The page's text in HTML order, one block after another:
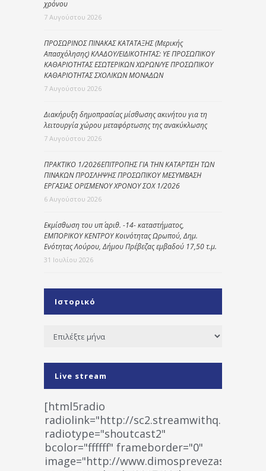
χρόνου
7 Αυγούστου 2026
ΠΡΟΣΩΡΙΝΟΣ ΠΙΝΑΚΑΣ ΚΑΤΑΤΑΞΗΣ (Μερικής
Απασχόλησης) ΚΛΑΔΟΥ/ΕΙΔΙΚΟΤΗΤΑΣ: ΥΕ ΠΡΟΣΩΠΙΚΟΥ
ΚΑΘΑΡΙΟΤΗΤΑΣ ΕΣΩΤΕΡΙΚΩΝ ΧΩΡΩΝ/ΥΕ ΠΡΟΣΩΠΙΚΟΥ
ΚΑΘΑΡΙΟΤΗΤΑΣ ΣΧΟΛΙΚΩΝ ΜΟΝΑΔΩΝ
7 Αυγούστου 2026
Διακήρυξη δημοπρασίας μίσθωσης ακινήτου για τη
λειτουργία χώρου μεταφόρτωσης της ανακύκλωσης
7 Αυγούστου 2026
ΠΡΑΚΤΙΚΟ 1/2026ΕΠΙΤΡΟΠΗΣ ΓΙΑ ΤΗΝ ΚΑΤΑΡΤΙΣΗ ΤΩΝ
ΠΙΝΑΚΩΝ ΠΡΟΣΛΗΨΗΣ ΠΡΟΣΩΠΙΚΟΥ ΜΕΣΥΜΒΑΣΗ
ΕΡΓΑΣΙΑΣ ΟΡΙΣΜΕΝΟΥ ΧΡΟΝΟΥ ΣΟΧ 1/2026
6 Αυγούστου 2026
Εκμίσθωση του υπ΄ αριθ. -14- καταστήματος,
ΕΜΠΟΡΙΚΟΥ ΚΕΝΤΡΟΥ Κοινότητας Ωρωπού, Δημ.
Ενότητας Λούρου, Δήμου Πρέβεζας εμβαδού 17,50 τ.μ.
31 Ιουλίου 2026
Ιστορικό
Ιστορικό
Live stream
[html5radio
radiolink="http://
radiotype="shoutcast2"
bcolor="ffffff" frameborder="0"
image="http://www.dimosprevezas.gr/wp-